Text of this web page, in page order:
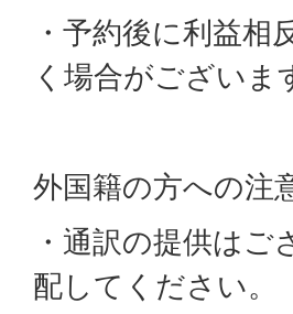
・予約後に利益
く場合がございま
外国籍の方への注
・通訳の提供は
配してください。